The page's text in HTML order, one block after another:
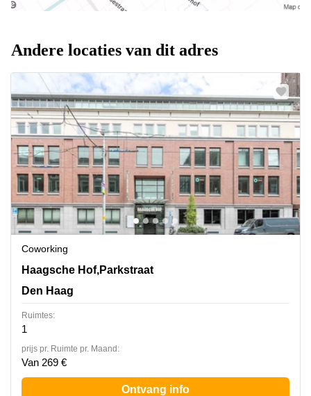
Andere locaties van dit adres
Coworking
Haagsche Hof,Parkstraat 83, Den Haag
Haagsche Hof,Parkstraat
Den Haag
Ruimtes:
1
prijs pr. Ruimte pr. Maand:
Van 269 €
Ontvang info